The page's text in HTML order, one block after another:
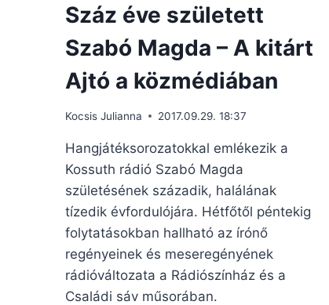
Száz éve született
Szabó Magda – A kitárt
Ajtó a közmédiában
Kocsis Julianna 2017.09.29. 18:37
Hangjátéksorozatokkal emlékezik a
Kossuth rádió Szabó Magda
születésének századik, halálának
tízedik évfordulójára. Hétfőtől péntekig
folytatásokban hallható az írónő
regényeinek és meseregényének
rádióváltozata a Rádiószínház és a
Családi sáv műsorában.